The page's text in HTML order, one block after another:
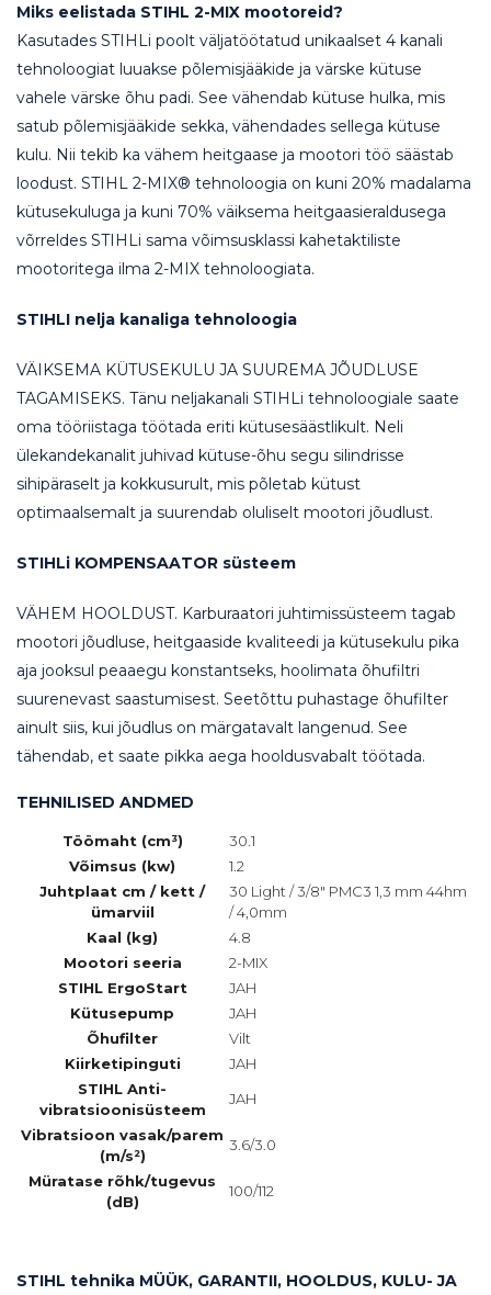
Miks eelistada STIHL 2-MIX mootoreid?
Kasutades STIHLi poolt väljatöötatud unikaalset 4 kanali
tehnoloogiat luuakse põlemisjääkide ja värske kütuse
vahele värske õhu padi. See vähendab kütuse hulka, mis
satub põlemisjääkide sekka, vähendades sellega kütuse
kulu. Nii tekib ka vähem heitgaase ja mootori töö säästab
loodust. STIHL 2-MIX® tehnoloogia on kuni 20% madalama
kütusekuluga ja kuni 70% väiksema heitgaasieraldusega
võrreldes STIHLi sama võimsusklassi kahetaktiliste
mootoritega ilma 2-MIX tehnoloogiata.
STIHLI nelja kanaliga tehnoloogia
VÄIKSEMA KÜTUSEKULU JA SUUREMA JÕUDLUSE
TAGAMISEKS. Tänu neljakanali STIHLi tehnoloogiale saate
oma tööriistaga töötada eriti kütusesäästlikult. Neli
ülekandekanalit juhivad kütuse-õhu segu silindrisse
sihipäraselt ja kokkusurult, mis põletab kütust
optimaalsemalt ja suurendab oluliselt mootori jõudlust.
STIHLi KOMPENSAATOR süsteem
VÄHEM HOOLDUST. Karburaatori juhtimissüsteem tagab
mootori jõudluse, heitgaaside kvaliteedi ja kütusekulu pika
aja jooksul peaaegu konstantseks, hoolimata õhufiltri
suurenevast saastumisest. Seetõttu puhastage õhufilter
ainult siis, kui jõudlus on märgatavalt langenud. See
tähendab, et saate pikka aega hooldusvabalt töötada.
TEHNILISED ANDMED
Töömaht (cm³)
30.1
Võimsus (kw)
1.2
Juhtplaat cm / kett /
ümarviil
30 Light / 3/8" PMC3 1,3 mm 44hm
/ 4,0mm
Kaal (kg)
4.8
Mootori seeria
2-MIX
STIHL ErgoStart
JAH
Kütusepump
JAH
Õhufilter
Vilt
Kiirketipinguti
JAH
STIHL Anti-
vibratsioonisüsteem
JAH
Vibratsioon vasak/parem
(m/s²)
3.6/3.0
Müratase rõhk/tugevus
(dB)
100/112
STIHL tehnika MÜÜK, GARANTII, HOOLDUS, KULU- JA